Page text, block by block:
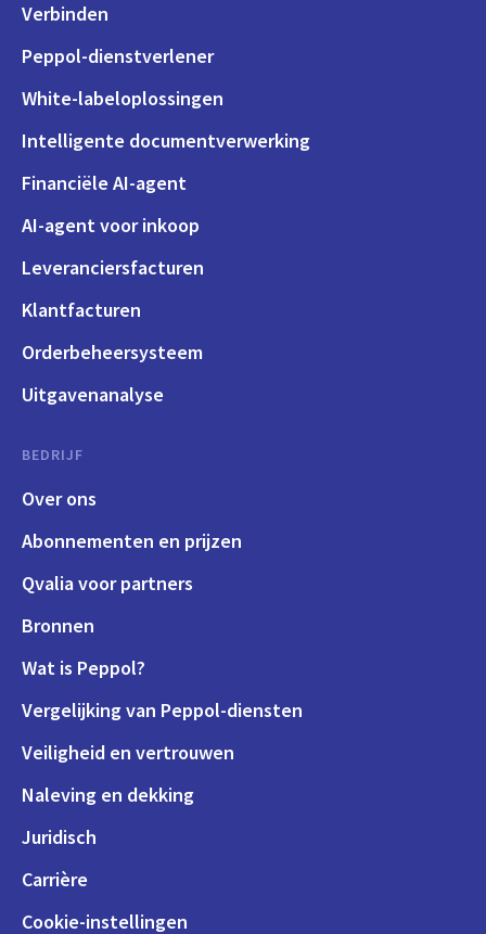
Verbinden
Peppol-dienstverlener
White-labeloplossingen
Intelligente documentverwerking
Financiële AI-agent
AI-agent voor inkoop
Leveranciersfacturen
Klantfacturen
Orderbeheersysteem
Uitgavenanalyse
BEDRIJF
Over ons
Abonnementen en prijzen
Qvalia voor partners
Bronnen
Wat is Peppol?
Vergelijking van Peppol-diensten
Veiligheid en vertrouwen
Naleving en dekking
Juridisch
Carrière
Cookie-instellingen